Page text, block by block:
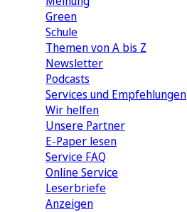
Green
Schule
Themen von A bis Z
Newsletter
Podcasts
Services und Empfehlungen
Wir helfen
Unsere Partner
E-Paper lesen
Service FAQ
Online Service
Leserbriefe
Anzeigen